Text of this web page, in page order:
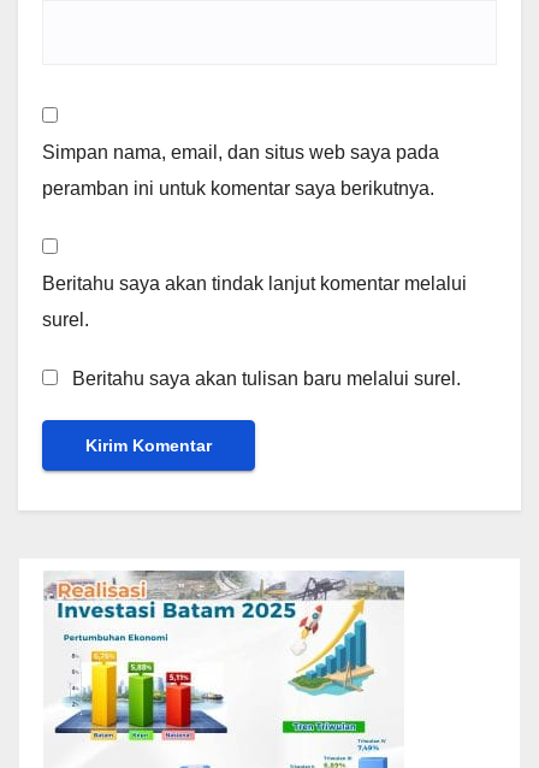
Simpan nama, email, dan situs web saya pada
peramban ini untuk komentar saya berikutnya.
Beritahu saya akan tindak lanjut komentar melalui
surel.
Beritahu saya akan tulisan baru melalui surel.